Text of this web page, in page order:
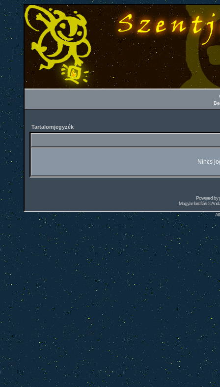
Tartalomjegyzék
Nincs
Powered by
Magyar fordítás ©